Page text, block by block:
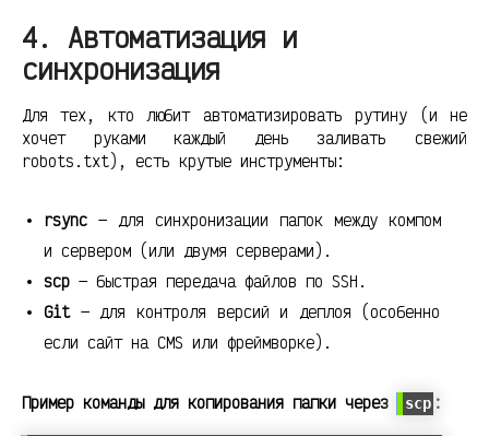
4. Автоматизация и
синхронизация
Для тех, кто любит автоматизировать рутину (и не
хочет руками каждый день заливать свежий
robots.txt), есть крутые инструменты:
rsync — для синхронизации папок между компом
и сервером (или двумя серверами).
scp — быстрая передача файлов по SSH.
Git— для контроля версий и деплоя (особенно
если сайт на CMS или фреймворке).
Пример команды для копирования папки через scp :